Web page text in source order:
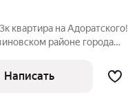
квартира на Адоратского!
районе города
с удобным
Написать